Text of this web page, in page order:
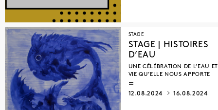
STAGE
STAGE | HISTOIRES
D’EAU
UNE CÉLÉBRATION DE L’EAU
VIE QU’ELLE NOUS APPORTE
12.08.2024 16.08.2024